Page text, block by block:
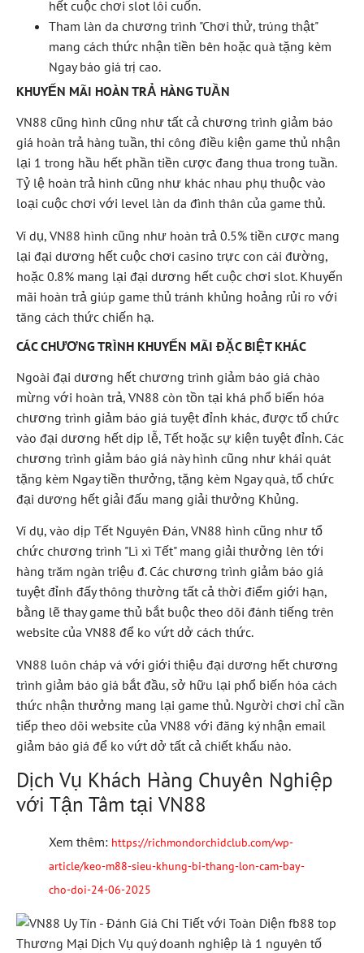
hết cuộc chơi slot lôi cuốn.
Tham làn da chương trình "Chơi thử, trúng thật"
mang cách thức nhận tiền bên hoặc quà tặng kèm
Ngay báo giá trị cao.
KHUYẾN MÃI HOÀN TRẢ HÀNG TUẦN
VN88 cũng hình cũng như tất cả chương trình giảm báo
giá hoàn trả hàng tuần, thi công điều kiện game thủ nhận
lại 1 trong hầu hết phần tiền cược đang thua trong tuần.
Tỷ lệ hoàn trả hình cũng như khác nhau phụ thuộc vào
loại cuộc chơi với level làn da đình thân của game thủ.
Ví dụ, VN88 hình cũng như hoàn trả 0.5% tiền cược mang
lại đại dương hết cuộc chơi casino trực con cái đường,
hoặc 0.8% mang lại đại dương hết cuộc chơi slot. Khuyến
mãi hoàn trả giúp game thủ tránh khủng hoảng rủi ro với
tăng cách thức chiến hạ.
CÁC CHƯƠNG TRÌNH KHUYẾN MÃI ĐẶC BIỆT KHÁC
Ngoài đại dương hết chương trình giảm báo giá chào
mừng với hoàn trả, VN88 còn tồn tại khá phổ biến hóa
chương trình giảm báo giá tuyệt đỉnh khác, được tổ chức
vào đại dương hết dịp lễ, Tết hoặc sự kiện tuyệt đỉnh. Các
chương trình giảm báo giá này hình cũng như khái quát
tặng kèm Ngay tiền thưởng, tặng kèm Ngay quà, tổ chức
đại dương hết giải đấu mang giải thưởng Khủng.
Ví dụ, vào dịp Tết Nguyên Đán, VN88 hình cũng như tổ
chức chương trình "Lì xì Tết" mang giải thưởng lên tới
hàng trăm ngàn triệu đ. Các chương trình giảm báo giá
tuyệt đỉnh đấy thông thường tất cả thời điểm giới hạn,
bằng lẽ thay game thủ bắt buộc theo dõi đánh tiếng trên
website của VN88 để ko vứt dở cách thức.
VN88 luôn cháp vá với giới thiệu đại dương hết chương
trình giảm báo giá bắt đầu, sở hữu lại phổ biến hóa cách
thức nhận thưởng mang lại game thủ. Người chơi chỉ cần
tiếp theo dõi website của VN88 với đăng ký nhận email
giảm báo giá để ko vứt dở tất cả chiết khấu nào.
Dịch Vụ Khách Hàng Chuyên Nghiệp
với Tận Tâm tại VN88
Xem thêm: https://richmondorchidclub.com/wp-
article/keo-m88-sieu-khung-bi-thang-lon-cam-bay-
cho-doi-24-06-2025
Thương Mại Dịch Vụ quý doanh nghiệp là 1 nguyên tố